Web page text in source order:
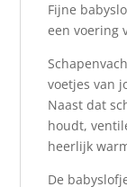
Fijne
een voering
voetjes van
Naast dat
houdt,
heerlijk
De